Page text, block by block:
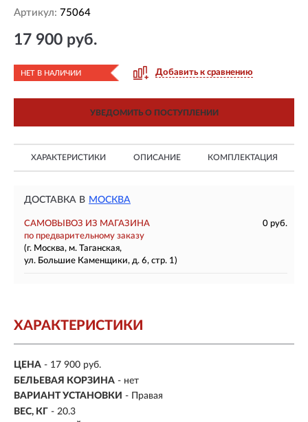
Артикул: 75064
17 900 руб.
НЕТ В НАЛИЧИИ Добавить к сравнению
УВЕДОМИТЬ О ПОСТУПЛЕНИИ
ХАРАКТЕРИСТИКИ ОПИСАНИЕ КОМПЛЕКТАЦИЯ
ДОСТАВКА В МОСКВА
САМОВЫВОЗ ИЗ МАГАЗИНА
0 руб.
по предварительному заказу
(г. Москва, м. Таганская,
ул. Большие Каменщики, д. 6, стр. 1)
ХАРАКТЕРИСТИКИ
ЦЕНА - 17 900 руб.
БЕЛЬЕВАЯ КОРЗИНА - нет
ВАРИАНТ УСТАНОВКИ - Правая
ВЕС, КГ - 20.3